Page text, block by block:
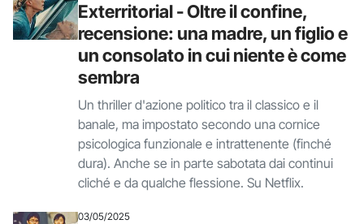
Exterritorial - Oltre il confine,
recensione: una madre, un figlio e
un consolato in cui niente è come
sembra
Un thriller d'azione politico tra il classico e il
banale, ma impostato secondo una cornice
psicologica funzionale e intrattenente (finché
dura). Anche se in parte sabotata dai continui
cliché e da qualche flessione. Su Netflix.
03/05/2025